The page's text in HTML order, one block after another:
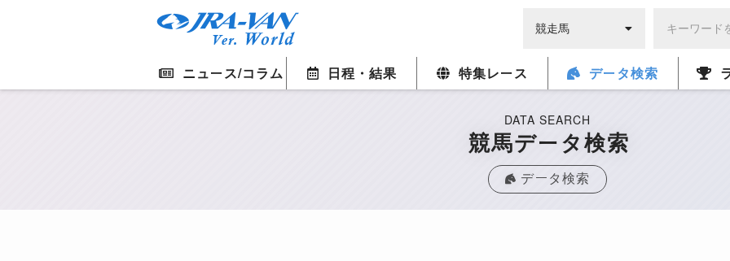
ニュース/コラム 日程・結果 特集レース データ検索
DATA SEARCH
競馬データ検索
データ検索